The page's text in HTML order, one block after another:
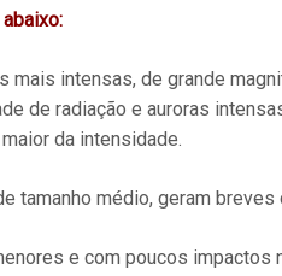
mais intensas, de grande
de radiação e auroras
da intensidade.
tamanho médio, geram
e com poucos impactos